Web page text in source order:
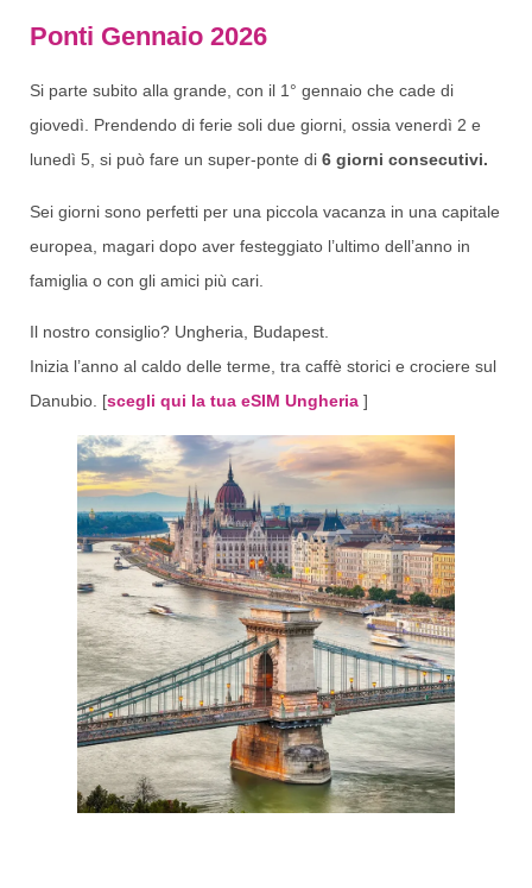
Ponti Gennaio 2026
Si parte subito alla grande, con il 1° gennaio che cade di
giovedì. Prendendo di ferie soli due giorni, ossia venerdì 2 e
lunedì 5, si può fare un super-ponte di 6 giorni consecutivi.
Sei giorni sono perfetti per una piccola vacanza in una capitale
europea, magari dopo aver festeggiato l’ultimo dell’anno in
famiglia o con gli amici più cari.
Il nostro consiglio? Ungheria, Budapest.
Inizia l’anno al caldo delle terme, tra caffè storici e crociere sul
Danubio. [scegli qui la tua eSIM Ungheria ]